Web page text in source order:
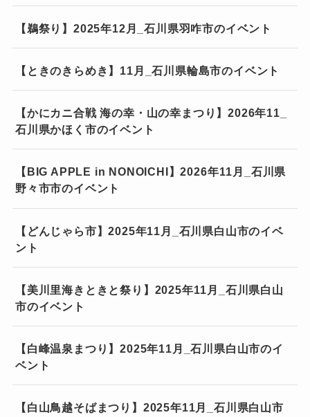
【鵜祭り】2025年12月_石川県羽咋市のイベント
【ときのきらめき】11月_石川県輪島市のイベント
【かにカニ合戦 海の幸・山の幸まつり】2026年11_
石川県かほく市のイベント
【BIG APPLE in NONOICHI】2026年11月_石川県
野々市市のイベント
【どんじゃら市】2025年11月_石川県白山市のイベ
ント
【美川里海きときと祭り】2025年11月_石川県白山
市のイベント
【白峰温泉まつり】2025年11月_石川県白山市のイ
ベント
【白山鳥越そばまつり】2025年11月_石川県白山市